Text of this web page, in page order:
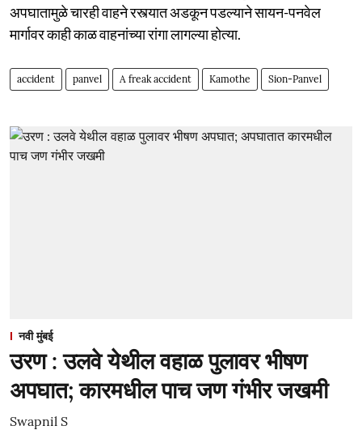
अपघातामुळे चारही वाहने रस्त्यात अडकून पडल्याने सायन-पनवेल
मार्गावर काही काळ वाहनांच्या रांगा लागल्या होत्या.
accident panvel A freak accident Kamothe Sion-Panvel
नवी मुंबई
उरण : उलवे येथील वहाळ पुलावर भीषण
अपघात; कारमधील पाच जण गंभीर जखमी
Swapnil S